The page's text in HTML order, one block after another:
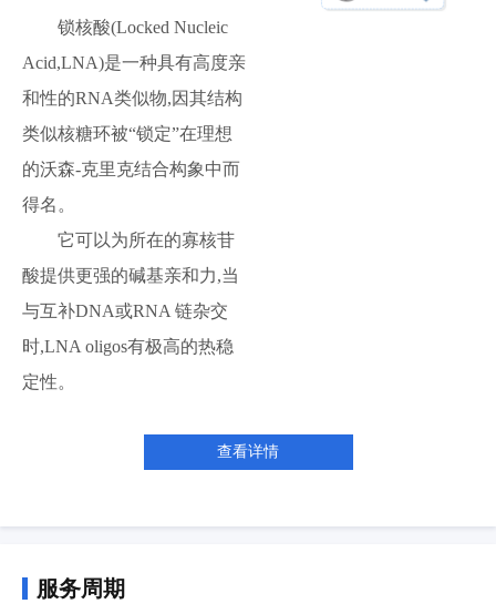
锁核酸(Locked Nucleic
Acid,LNA)是一种具有高度亲
和性的RNA类似物,因其结构
类似核糖环被“锁定”在理想
的沃森-克里克结合构象中而
得名。
它可以为所在的寡核苷
酸提供更强的碱基亲和力,当
与互补DNA或RNA 链杂交
时,LNA oligos有极高的热稳
定性。
查看详情
服务周期